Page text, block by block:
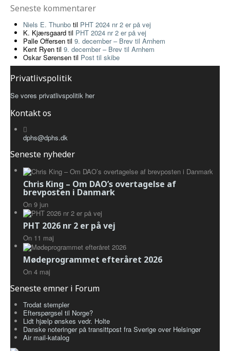
Seneste kommentarer
Niels E. Thunbo til PHT 2024 nr 2 er på vej
K. Kjærsgaard til PHT 2024 nr 2 er på vej
Palle Offersen til 9. december – Brev til Arnhem
Kent Ryen til 9. december – Brev til Arnhem
Oskar Sørensen til Post til skibe
Privatlivspolitik
Se vores privatlivspolitik her
Kontakt os
dphs@dphs.dk
Seneste nyheder
Chris King – Om DAO’s overtagelse af
brevposten i Danmark
On 9 jun
PHT 2026 nr 2 er på vej
On 11 maj
Mødeprogrammet efteråret 2026
On 4 maj
Seneste emner i Forum
Trodat stempler
Efterspørgsel til Norge?
Lidt hjælp ønskes vedr. Holte
Danske noteringer på transittpost fra Sverige over Helsingør
Air mail-katalog